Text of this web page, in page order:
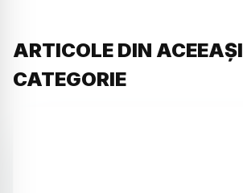
ARTICOLE DIN ACEEAȘI
CATEGORIE